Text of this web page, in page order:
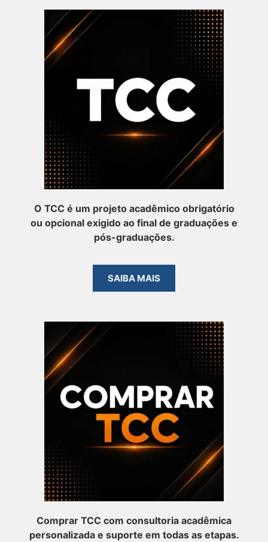
O TCC é um projeto acadêmico obrigatório
ou opcional exigido ao final de graduações e
pós-graduações.
SAIBA MAIS
Comprar TCC com consultoria acadêmica
personalizada e suporte em todas as etapas.